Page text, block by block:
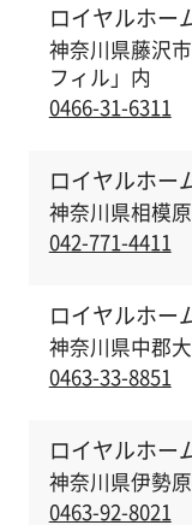
ロイヤルホー
神奈川県藤沢
フィル」内
0466-31-6311
ロイヤルホー
神奈川県相模
042-771-4411
ロイヤルホー
神奈川県中郡
0463-33-8851
ロイヤルホー
神奈川県伊勢
0463-92-8021